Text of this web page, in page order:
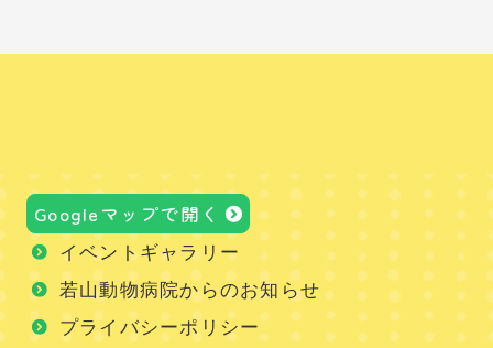
Googleマップで開く
イベントギャラリー
若山動物病院からのお知らせ
プライバシーポリシー